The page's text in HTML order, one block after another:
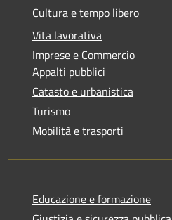
Cultura e tempo libero
Vita lavorativa
Imprese e Commercio
Appalti pubblici
Catasto e urbanistica
Turismo
Mobilità e trasporti
Educazione e formazione